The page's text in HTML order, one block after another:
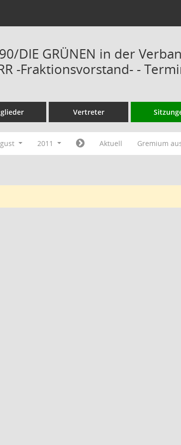
DIE GRÜNEN in der
-Fraktionsvorstand- -
Vertreter
2011 Aktuell Gremium